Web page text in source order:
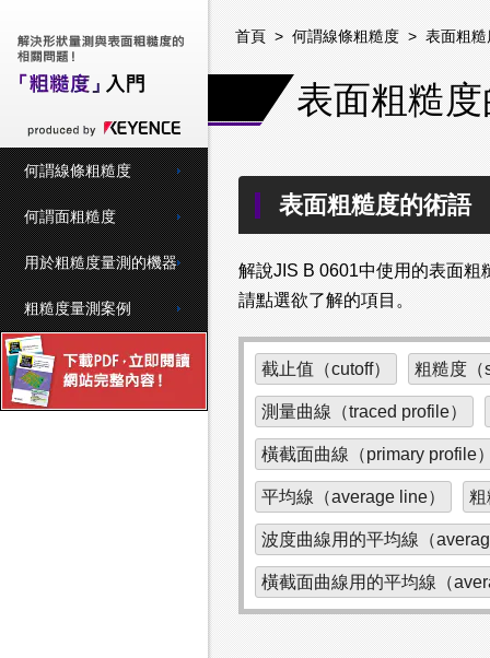
何謂線條粗糙度
何謂面粗糙度
用於粗糙度量測的機器
粗糙度量測案例
首頁 > 何謂線條粗糙度 > 表面粗
表面粗糙
表面粗糙度的術語
解說JIS B 0601中使用的表面粗
請點選欲了解的項目。
截止值（cutoff） 粗糙度（
測量曲線（traced profile）
橫截面曲線（primary profile
平均線（average line） 粗
波度曲線用的平均線（
橫截面曲線用的平均線（